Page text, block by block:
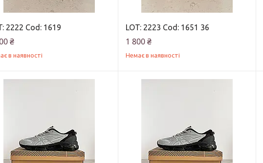
2222 Cod: 1619
₴
в наявності
LOT: 2223 Cod: 1651 36
1 800 ₴
Немає в наявності